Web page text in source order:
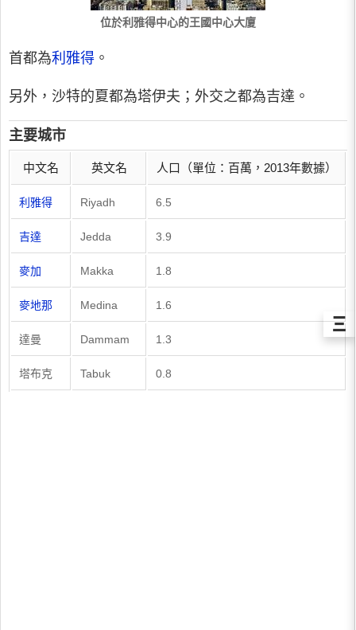
位於利雅得中心的王國中心大廈
首都為利雅得 。
另外，沙特的夏都為塔伊夫；外交之都為吉達。
主要城市
中文名 英文名 人口（單位：百萬，2013年數據）
利雅得 Riyadh 6.5
吉達 Jedda 3.9
麥加 Makka 1.8
麥地那 Medina 1.6
達曼 Dammam 1.3
塔布克 Tabuk 0.8
Ξ